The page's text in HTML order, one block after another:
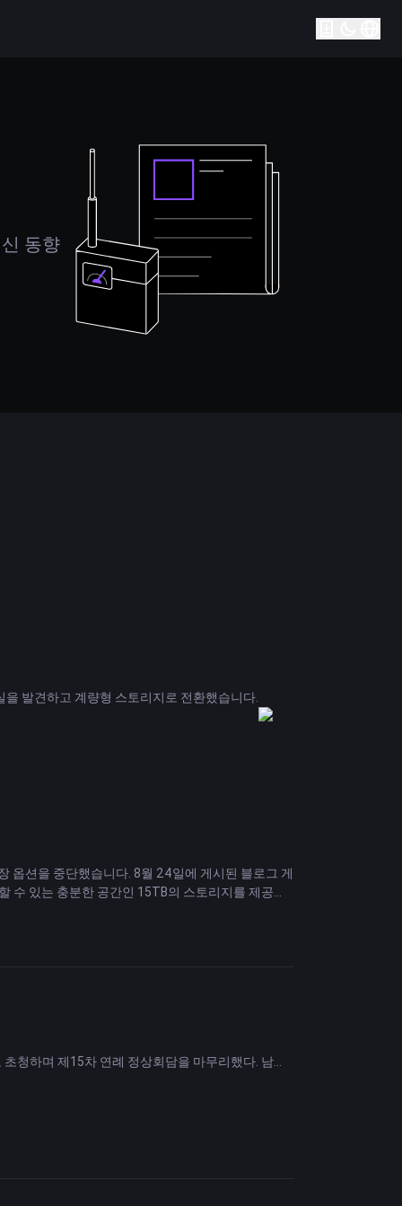
동향
발견하고 계량형 스토리지로 전환했습니다.
옵션을 중단했습니다. 8월 24일에 게시된 블로그 게
수 있는 충분한 공간인 15TB의 스토리지를 제공받
제 상용 클라이언트보다 수만 배 더 많은 공간을 활
자가 점점 늘어나고 있습니다. Dropbox는 리소스
성 악성코드는 장비나 클라우드 서비스의 리소스를
일부 공격자가 22초 안에 이를 수행하고 마이닝
가정을 하기 시작한 것으로 보입니다. 동시에 우리
습니다.”
청하며 제15차 연례 정상회담을 마무리했다. 남아